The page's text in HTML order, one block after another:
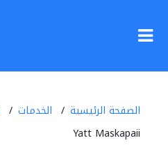
الصفحة الرئيسية الخدمات
Yatt Maskapaii